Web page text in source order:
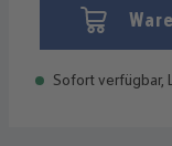
Sofort verfügbar,